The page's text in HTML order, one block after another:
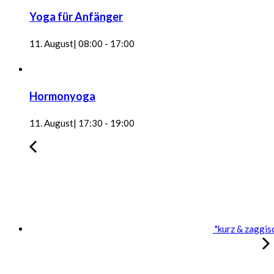
Yoga für Anfänger
11. August| 08:00 - 17:00
Hormonyoga
11. August| 17:30 - 19:00
"kurz &